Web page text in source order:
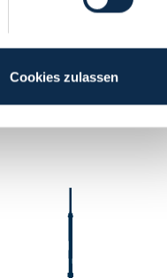
Cookies zulassen